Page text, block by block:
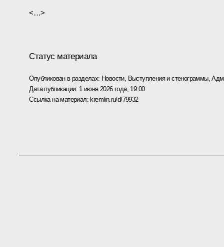
<…>
Статус материала
Опубликован в разделах: Новости, Выступления и стенограммы,
Дата публикации: 1 июня 2026 года, 19:00
Ссылка на материал: kremlin.ru/d/79932